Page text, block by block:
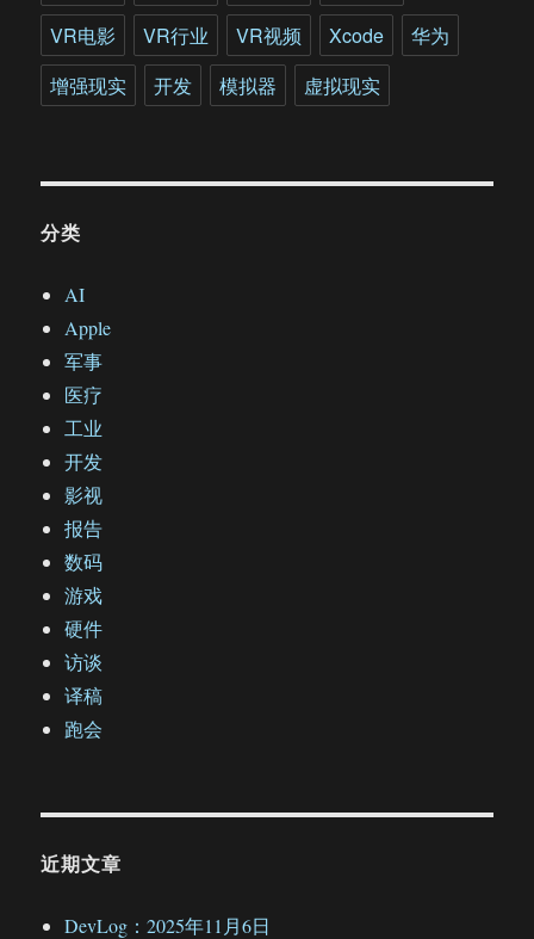
VR电影
VR行业 VR视频 Xcode
华为
增强现实
开发 模拟器 虚拟现实
分类
AI
Apple
军事
医疗
工业
开发
影视
报告
数码
游戏
硬件
访谈
译稿
跑会
近期文章
DevLog：2025年11月6日